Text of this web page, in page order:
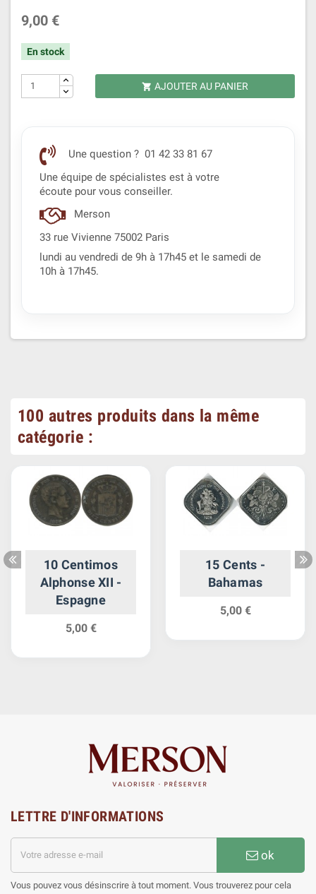
9,00 €
En stock
 AJOUTER AU PANIER
Une question ? 01 42 33 81 67
Une équipe de spécialistes est à votre
écoute pour vous conseiller.
Merson
33 rue Vivienne 75002 Paris
lundi au vendredi de 9h à 17h45 et le samedi de
10h à 17h45.
100 autres produits dans la même
catégorie :
10 Centimos
Alphonse XII -
Espagne
5,00 €
15 Cents -
Bahamas
5,00 €
LETTRE D'INFORMATIONS
ok
Vous pouvez vous désinscrire à tout moment. Vous trouverez pour cela